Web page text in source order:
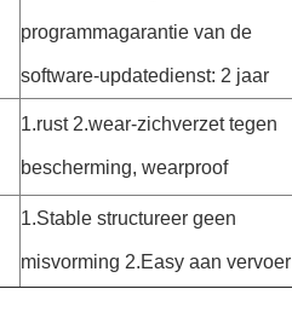
programmagarantie van de
software-updatedienst: 2 jaar
1.rust 2.wear-zichverzet tegen
bescherming, wearproof
1.Stable structureer geen
misvorming 2.Easy aan vervoer